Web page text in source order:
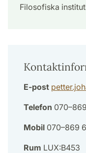
Filosofiska
E-post
Telefon
Mobil 070–869
Rum LUX:B453